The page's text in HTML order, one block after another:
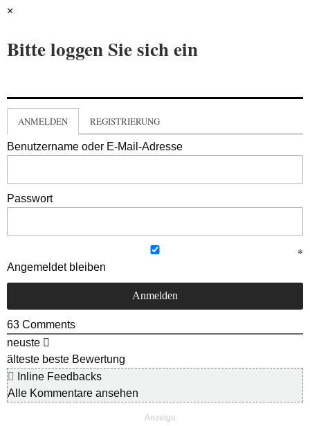
×
Bitte loggen Sie sich ein
ANMELDEN REGISTRIERUNG
Benutzername oder E-Mail-Adresse
Passwort
Angemeldet bleiben
63 Comments
neuste
älteste beste Bewertung
Inline Feedbacks
Alle Kommentare ansehen